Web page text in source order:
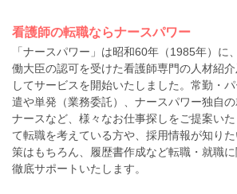
看護師の転職ならナースパワー
「ナースパワー」は昭和60年（1985年）に
働大臣の認可を受けた看護師専門の人材紹
してサービスを開始いたしました。常勤・
遣や単発（業務委託）、ナースパワー独自
ナースなど、様々なお仕事探しをご提案い
て転職を考えている方や、採用情報が知り
策はもちろん、履歴書作成など転職・就職
徹底サポートいたします。